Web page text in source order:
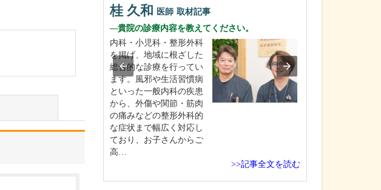
桂 久和 医師 取材記事
貴院の診療内容を教えてください。
内科・小児科・整形外科
を掲げ、地域に根ざした
総合的な診療を行ってい
ます。風邪や生活習慣病
といった一般内科の疾患
から、外傷や関節・筋肉
の痛みなどの整形外科的
な症状まで幅広く対応し
ており、お子さんからご
高…
>>記事全文を読む